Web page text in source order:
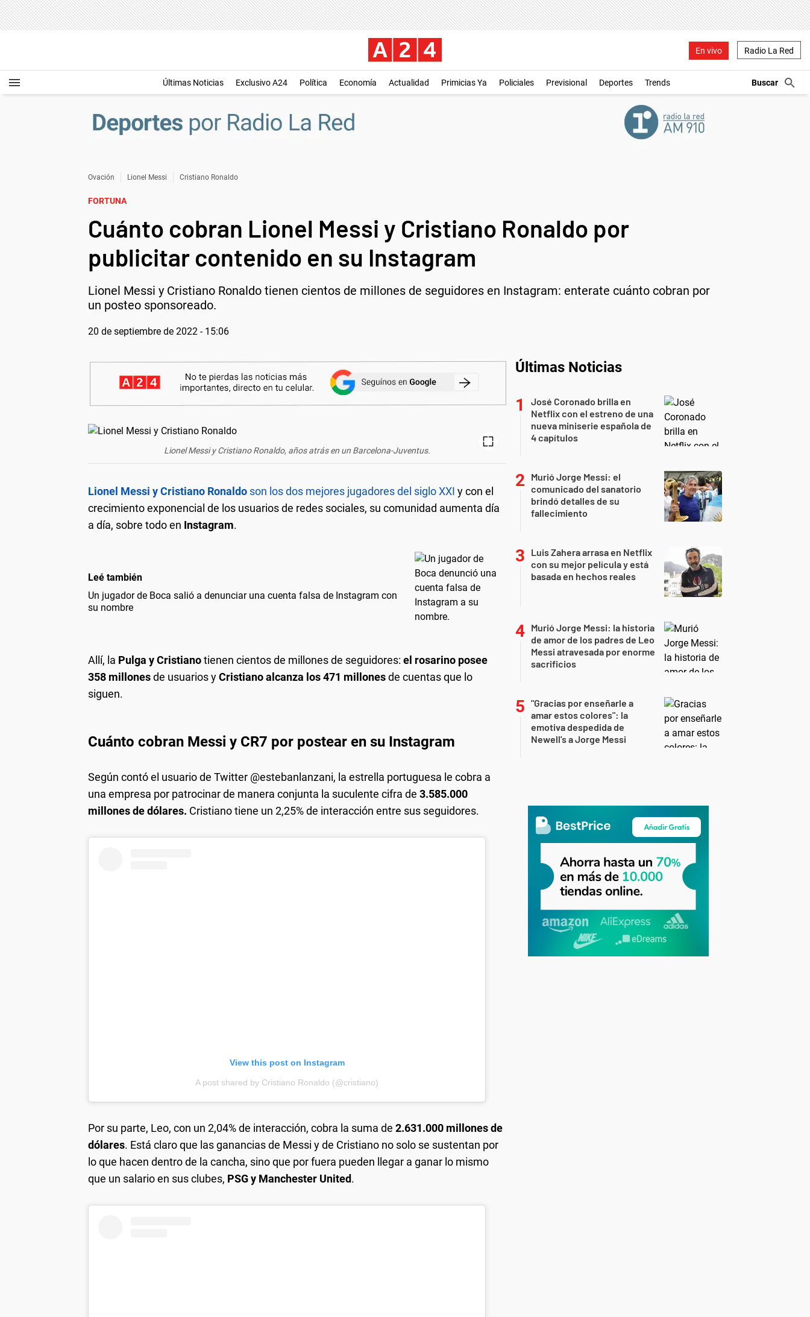
En vivo Radio La Red
Últimas Noticias Exclusivo A24 Política Economía Actualidad Primicias Ya Policiales Previsional Deportes Trends
Ovación Lionel Messi Cristiano Ronaldo
FORTUNA
Cuánto cobran Lionel Messi y Cristiano Ronaldo por
publicitar contenido en su Instagram
Lionel Messi y Cristiano Ronaldo tienen cientos de millones de seguidores en Instagram: enterate cuánto cobran por
un posteo sponsoreado.
20 de septiembre de 2022 - 15:06
Lionel Messi y Cristiano Ronaldo, años atrás en un Barcelona-Juventus.
Lionel Messi y Cristiano Ronaldo son los dos mejores jugadores del siglo XXI y con el
crecimiento exponencial de los usuarios de redes sociales, su comunidad aumenta día
a día, sobre todo en Instagram.
Leé también
Un jugador de Boca salió a denunciar una cuenta falsa de Instagram con
su nombre
Allí, la Pulga y Cristianotienen cientos de millones de seguidores: el rosarino posee
358 millonesde usuarios yCristiano alcanza los 471 millonesde cuentas que lo
siguen.
Cuánto cobran Messi y CR7 por postear en su Instagram
Según contó el usuario de Twitter @estebanlanzani, la estrella portuguesa le cobra a
una empresa por patrocinar de manera conjunta la suculente cifra de 3.585.000
millones de dólares. Cristiano tiene un 2,25% de interacción entre sus seguidores.
View this post on Instagram
A post shared by Cristiano Ronaldo (@cristiano)
Por su parte, Leo, con un 2,04% de interacción, cobra la suma de 2.631.000 millones de
dólares. Está claro que las ganancias de Messi y de Cristiano no solo se sustentan por
lo que hacen dentro de la cancha, sino que por fuera pueden llegar a ganar lo mismo
que un salario en sus clubes, PSG y Manchester United.
Últimas Noticias
José Coronado brilla en
Netflix con el estreno de una
nueva miniserie española de
4 capítulos
Murió Jorge Messi: el
comunicado del sanatorio
brindó detalles de su
fallecimiento
Luis Zahera arrasa en Netflix
con su mejor película y está
basada en hechos reales
Murió Jorge Messi: la historia
de amor de los padres de Leo
Messi atravesada por enorme
sacrificios
"Gracias por enseñarle a
amar estos colores": la
emotiva despedida de
Newell's a Jorge Messi